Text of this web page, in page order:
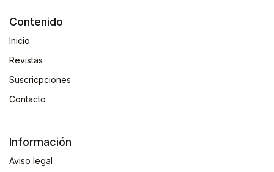
Contenido
Inicio
Revistas
Suscricpciones
Contacto
Información
Aviso legal